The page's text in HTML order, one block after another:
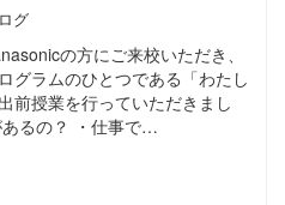
グ
の方にご来校いただき、
グラムのひとつである「わたし
前授業を行っていただきまし
るの？ ・仕事で…